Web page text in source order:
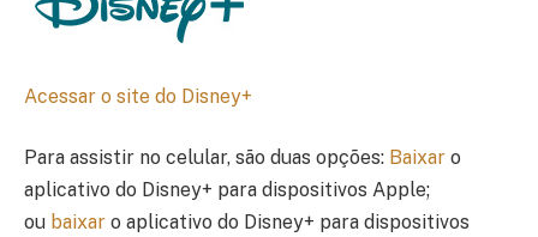
Acessar o site do Disney+
Para assistir no celular, são duas opções: Baixar o
aplicativo do Disney+ para dispositivos Apple;
ou baixar o aplicativo do Disney+ para dispositivos